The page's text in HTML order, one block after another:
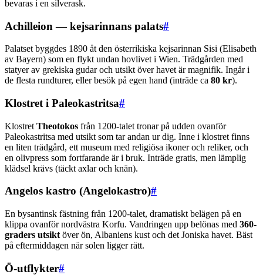
bevaras i en silverask.
Achilleion — kejsarinnans palats#
Palatset byggdes 1890 åt den österrikiska kejsarinnan Sisi (Elisabeth
av Bayern) som en flykt undan hovlivet i Wien. Trädgården med
statyer av grekiska gudar och utsikt över havet är magnifik. Ingår i
de flesta rundturer, eller besök på egen hand (inträde ca 80 kr).
Klostret i Paleokastritsa#
Klostret Theotokos från 1200-talet tronar på udden ovanför
Paleokastritsa med utsikt som tar andan ur dig. Inne i klostret finns
en liten trädgård, ett museum med religiösa ikoner och reliker, och
en olivpress som fortfarande är i bruk. Inträde gratis, men lämplig
klädsel krävs (täckt axlar och knän).
Angelos kastro (Angelokastro)#
En bysantinsk fästning från 1200-talet, dramatiskt belägen på en
klippa ovanför nordvästra Korfu. Vandringen upp belönas med 360-
graders utsikt över ön, Albaniens kust och det Joniska havet. Bäst
på eftermiddagen när solen ligger rätt.
Ö-utflykter#